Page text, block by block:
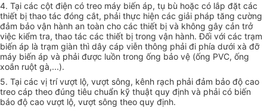
4. Tại các cột điện có treo máy biến áp, tụ bù hoặc có lắp đặt các
thiết bị thao tác đóng cắt, phải thực hiện các giải pháp tăng cường
đảm bảo vận hành an toàn cho các thiết bị và không gây cản trở
việc kiểm tra, thao tác các thiết bị trong vận hành. Đối với các trạm
biến áp là trạm giàn thì dây cáp viễn thông phải đi phía dưới xà đỡ
máy biến áp và phải được luồn trong ống bảo vệ (ống PVC, ống
xoắn ruột gà,...).
5. Tại các vị trí vượt lộ, vượt sông, kênh rạch phải đảm bảo độ cao
treo cáp theo đúng tiêu chuẩn kỹ thuật quy định và phải có biến
báo độ cao vượt lộ, vượt sông theo quy định.